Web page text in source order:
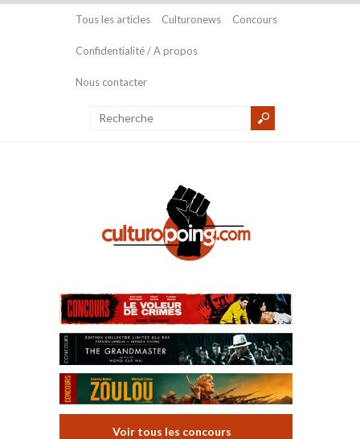
Tous les articles Culturonews Concours
Confidentialité / A propos
Nous contacter
Voir tous les concours